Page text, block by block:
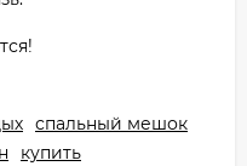
спальный мешок
купить